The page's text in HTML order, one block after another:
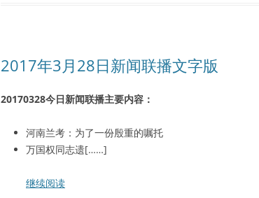
2017年3月28日新闻联播文字版
20170328今日新闻联播主要内容：
河南兰考：为了一份殷重的嘱托
万国权同志遗[……]
继续阅读